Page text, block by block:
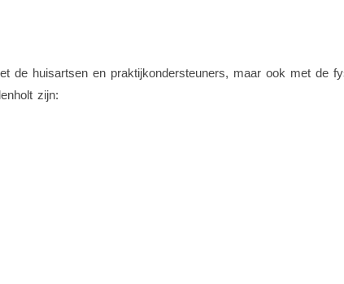
de huisartsen en praktijkondersteuners, maar ook met de
zijn: